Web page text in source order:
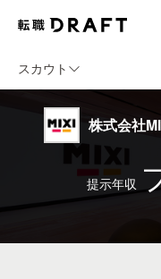
スカウト
株式会社
提示年収